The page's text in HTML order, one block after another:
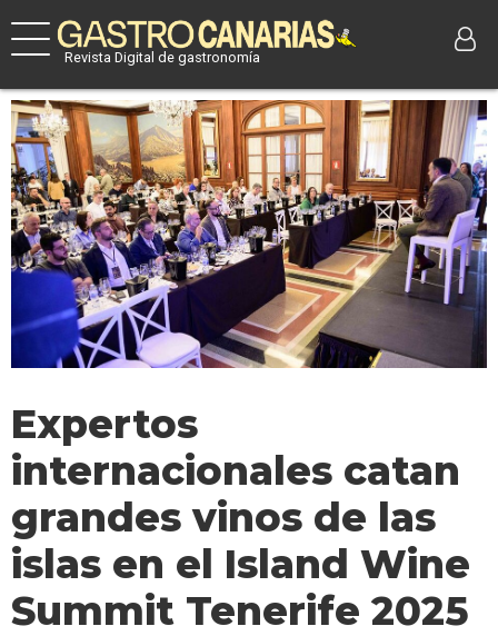
Revista Digital de gastronomía
Expertos
internacionales catan
grandes vinos de las
islas en el Island Wine
Summit Tenerife 2025